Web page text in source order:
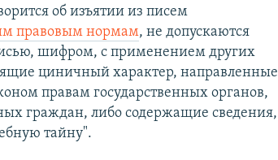
об изъятии из писем
правовым нормам, не допускаются
шифром, с применением других
циничный характер, направленные
правам государственных органов,
граждан, либо содержащие сведения,
тайну".